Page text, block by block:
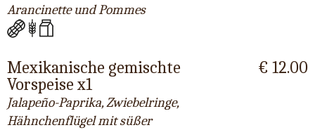
Arancinette und Pommes
Mexikanische gemischte
Vorspeise x1
Jalapeño-Paprika, Zwiebelringe,
Hähnchenflügel mit süßer
€ 12.00